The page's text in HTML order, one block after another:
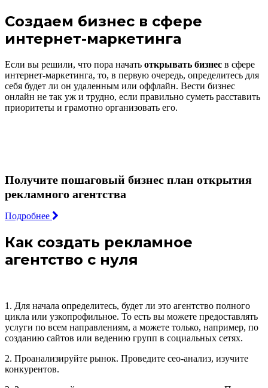
Создаем бизнес в сфере
интернет-маркетинга
Если вы решили, что пора начать открывать бизнес в сфере
интернет-маркетинга, то, в первую очередь, определитесь для
себя будет ли он удаленным или оффлайн. Вести бизнес
онлайн не так уж и трудно, если правильно суметь расставить
приоритеты и грамотно организовать его.
Получите пошаговый бизнес план открытия
рекламного агентства
Подробнее
Как создать рекламное
агентство с нуля
1. Для начала определитесь, будет ли это агентство полного
цикла или узкопрофильное. То есть вы можете предоставлять
услуги по всем направлениям, а можете только, например, по
созданию сайтов или ведению групп в социальных сетях.
2. Проанализируйте рынок. Проведите сео-анализ, изучите
конкурентов.